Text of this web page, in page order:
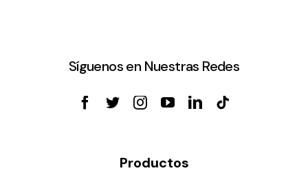
Síguenos en Nuestras Redes
Productos